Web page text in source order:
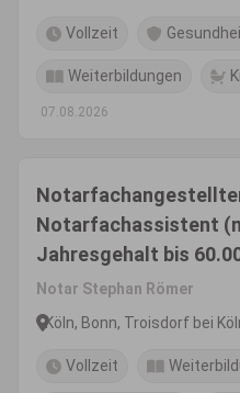
Vollzeit
Weiterbildungen
07.08.2026
Notarfachassistent
Jahresgehalt bis
Familienfreundlichkeit
gefördert
Notar Stephan Römer
Köln, Bonn, Troisdorf bei
Vollzeit